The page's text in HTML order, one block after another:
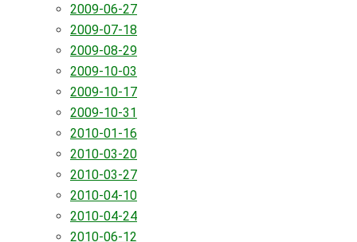
2009-06-27
2009-07-18
2009-08-29
2009-10-03
2009-10-17
2009-10-31
2010-01-16
2010-03-20
2010-03-27
2010-04-10
2010-04-24
2010-06-12